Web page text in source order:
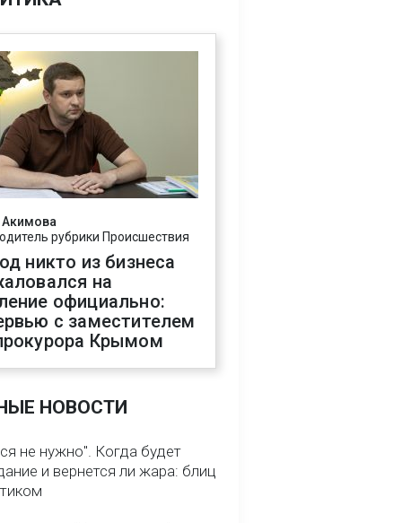
рубрики Происшествия
никто из бизнеса
на
официально:
с заместителем
Крымом
НОВОСТИ
не нужно". Когда будет
и вернется ли жара: блиц